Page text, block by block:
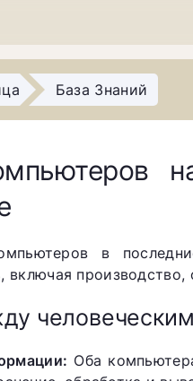
База Знаний
в
включая производство,
Оба